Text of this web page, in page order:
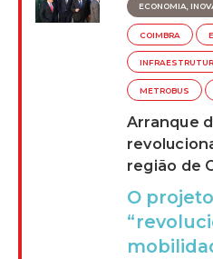
ECONOMIA,
COIMBRA
METROBUS
Arranque
região de
O